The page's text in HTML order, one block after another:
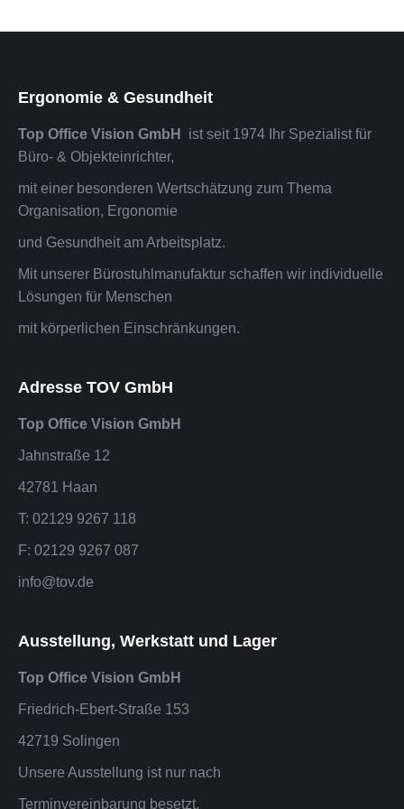
Ergonomie & Gesundheit
Top Office Vision GmbH
ist seit 1974 Ihr Spezialist für
Büro- & Objekteinrichter,
mit einer besonderen Wertschätzung zum Thema
Organisation, Ergonomie
und Gesundheit am Arbeitsplatz.
Mit unserer Bürostuhlmanufaktur schaffen wir individuelle
Lösungen für Menschen
mit körperlichen Einschränkungen.
Adresse TOV GmbH
Top Office Vision GmbH
Jahnstraße 12
42781 Haan
T: 02129 9267 118
F: 02129 9267 087
info@tov.de
Ausstellung, Werkstatt und Lager
Top Office Vision GmbH
Friedrich-Ebert-Straße 153
42719 Solingen
Unsere Ausstellung ist nur nach
Terminvereinbarung besetzt.